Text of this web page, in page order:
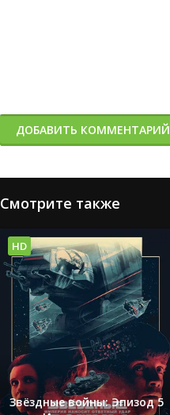
ДОБАВИТЬ КОММЕНТАРИЙ
Смотрите также
Звёздные войны: Эпизод 5
HD